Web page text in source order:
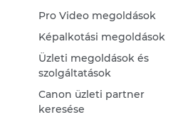
Pro Video megoldások
Képalkotási megoldások
Üzleti megoldások és
szolgáltatások
Canon üzleti partner
keresése